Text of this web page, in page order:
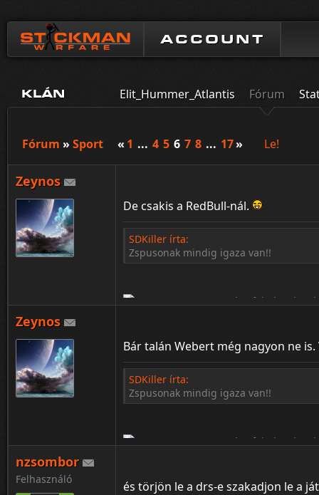
ACCOUNT
KLÁN Elit_Hummer_Atlantis Fórum
Fórum » Sport « 1 ... 4 5 6 7 8 ... 17» Le!
Zeynos
De csakis a RedBull-nál.
SDKiller írta:
Zspusonak mindig igaza van!!
¦ ™ ® © ↑ ♂ ▬ ╝ ↔ ╣ ═ › ↓ ± · ← → ∟ ↨ ◄
Zeynos
Bár talán Webert még nagyon ne
SDKiller írta:
Zspusonak mindig igaza van!!
nzsombor
Felhasználó és törjön le a drs-e szakadjon le a